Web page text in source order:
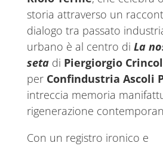
storia attraverso un
dialogo tra passato
urbano è al centro di La
setadi Piergiorgio
per Confindustria Ascoli
intreccia memoria
rigenerazione
Con un registro ironico e